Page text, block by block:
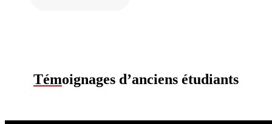
Témoignages d’anciens étudiants